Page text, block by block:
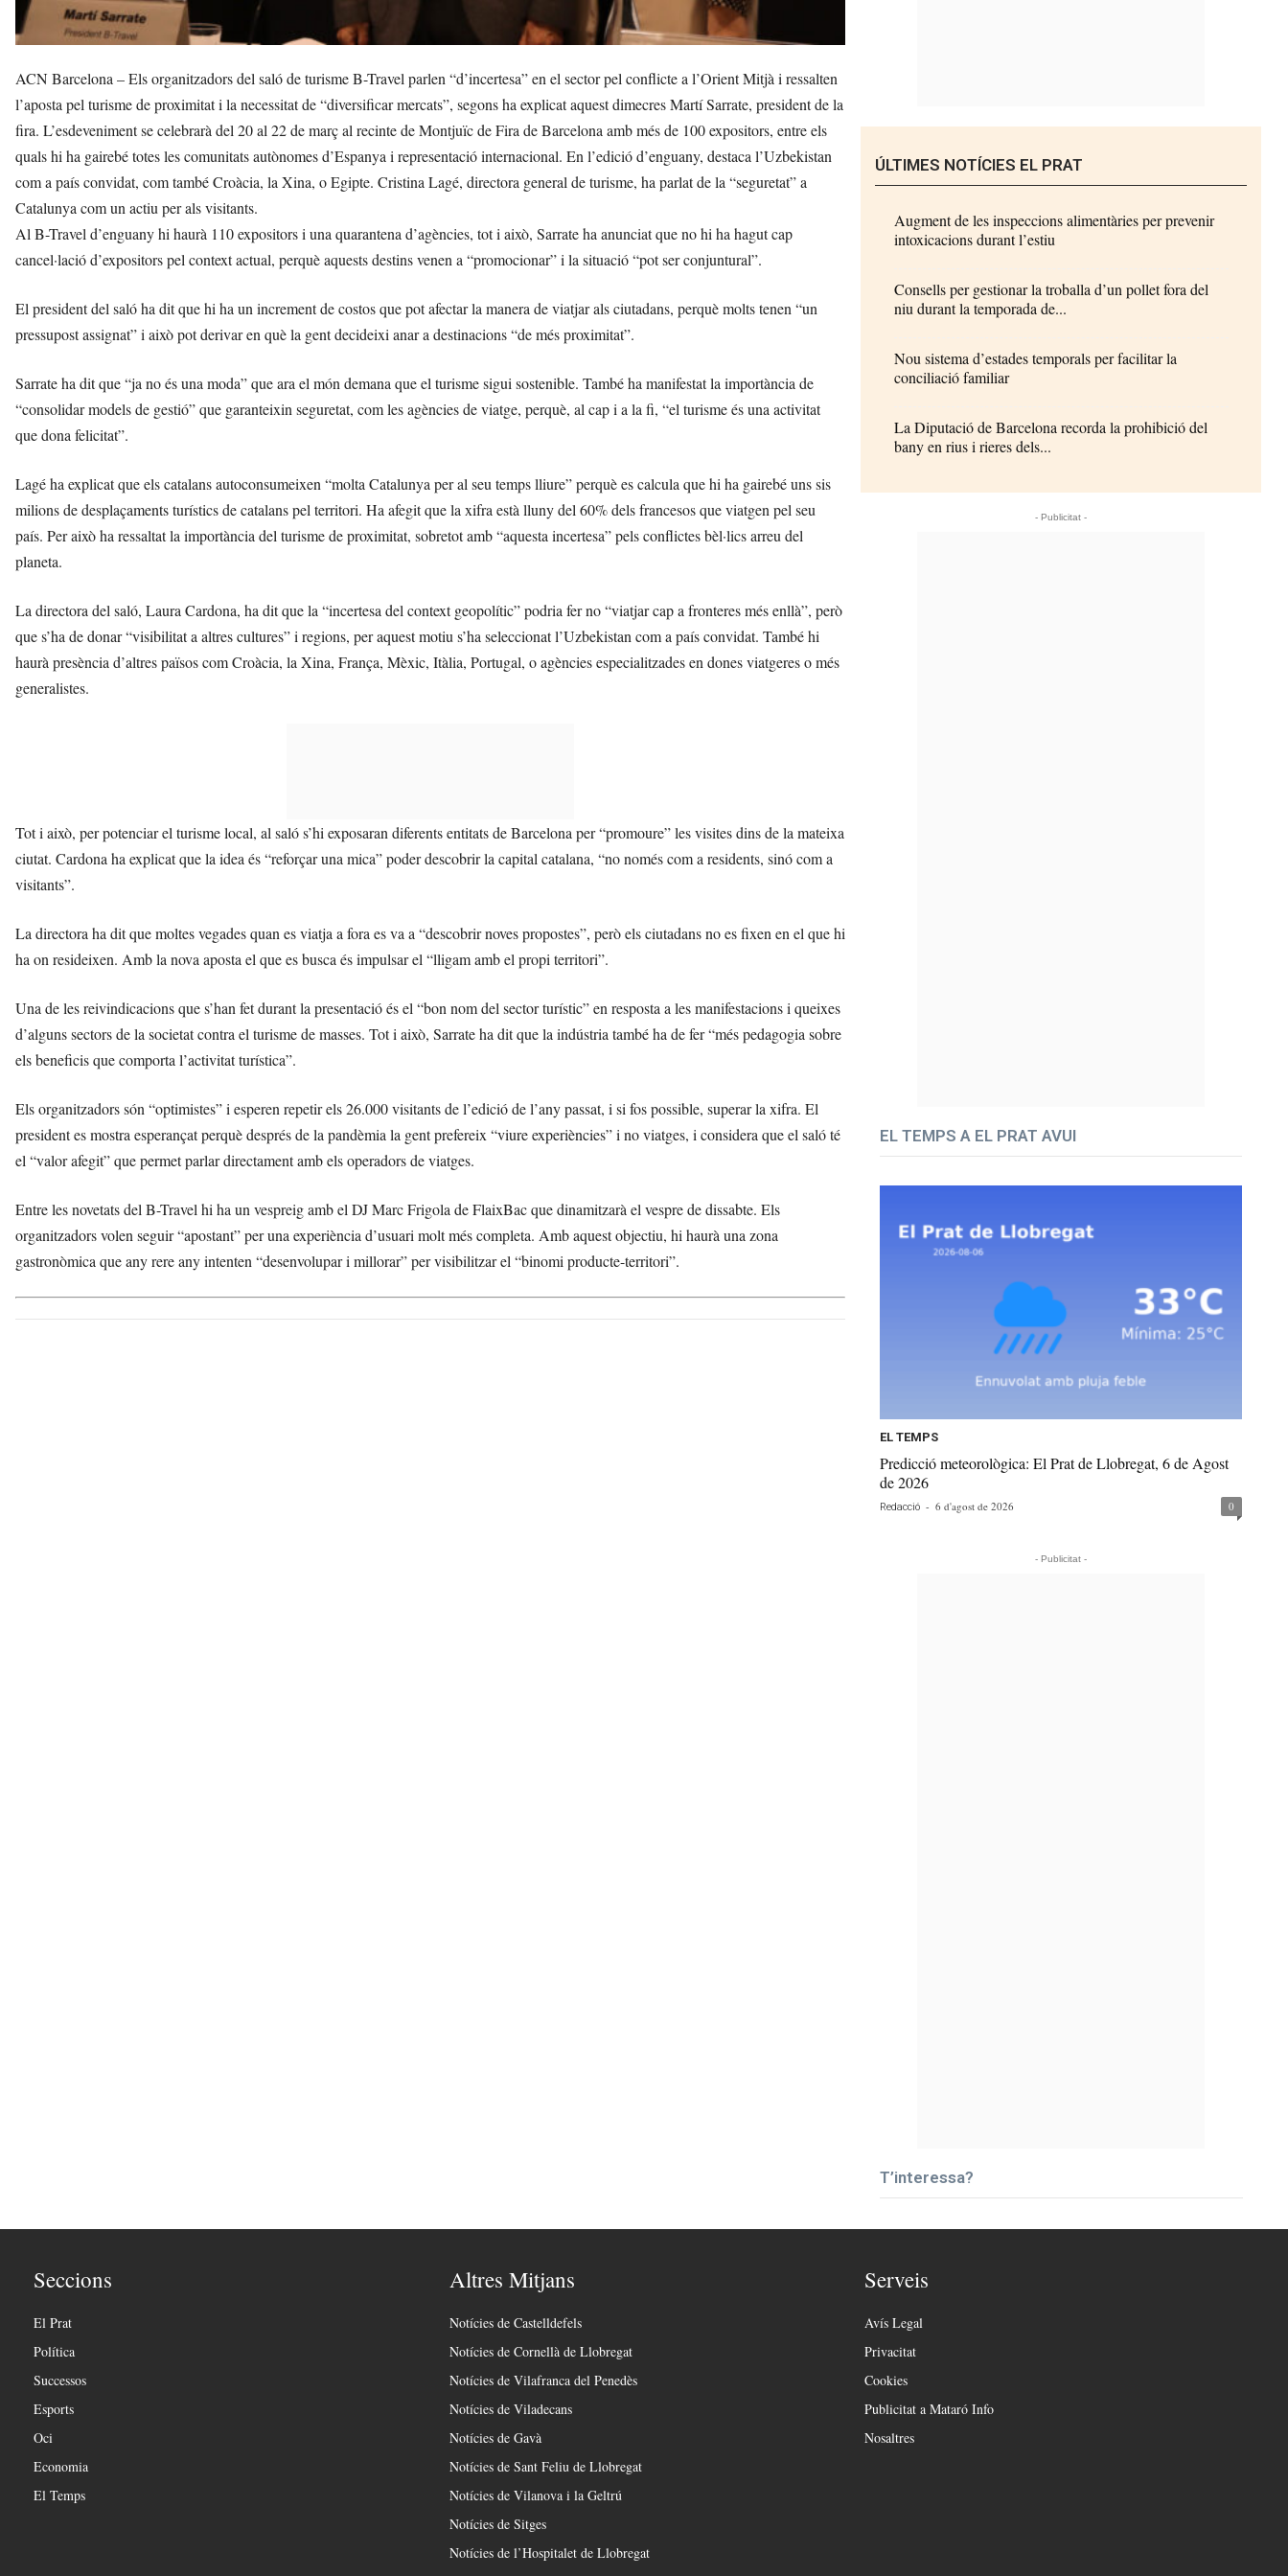
ACN Barcelona – Els organitzadors del saló de turisme B-Travel parlen “d’incertesa” en el sector pel conflicte a l’Orient Mitjà i ressalten
l’aposta pel turisme de proximitat i la necessitat de “diversificar mercats”, segons ha explicat aquest dimecres Martí Sarrate, president de la
fira. L’esdeveniment se celebrarà del 20 al 22 de març al recinte de Montjuïc de Fira de Barcelona amb més de 100 expositors, entre els
quals hi ha gairebé totes les comunitats autònomes d’Espanya i representació internacional. En l’edició d’enguany, destaca l’Uzbekistan
com a país convidat, com també Croàcia, la Xina, o Egipte. Cristina Lagé, directora general de turisme, ha parlat de la “seguretat” a
Catalunya com un actiu per als visitants.
Al B-Travel d’enguany hi haurà 110 expositors i una quarantena d’agències, tot i això, Sarrate ha anunciat que no hi ha hagut cap
cancel·lació d’expositors pel context actual, perquè aquests destins venen a “promocionar” i la situació “pot ser conjuntural”.
El president del saló ha dit que hi ha un increment de costos que pot afectar la manera de viatjar als ciutadans, perquè molts tenen “un
pressupost assignat” i això pot derivar en què la gent decideixi anar a destinacions “de més proximitat”.
Sarrate ha dit que “ja no és una moda” que ara el món demana que el turisme sigui sostenible. També ha manifestat la importància de
“consolidar models de gestió” que garanteixin seguretat, com les agències de viatge, perquè, al cap i a la fi, “el turisme és una activitat
que dona felicitat”.
Lagé ha explicat que els catalans autoconsumeixen “molta Catalunya per al seu temps lliure” perquè es calcula que hi ha gairebé uns sis
milions de desplaçaments turístics de catalans pel territori. Ha afegit que la xifra està lluny del 60% dels francesos que viatgen pel seu
país. Per això ha ressaltat la importància del turisme de proximitat, sobretot amb “aquesta incertesa” pels conflictes bèl·lics arreu del
planeta.
La directora del saló, Laura Cardona, ha dit que la “incertesa del context geopolític” podria fer no “viatjar cap a fronteres més enllà”, però
que s’ha de donar “visibilitat a altres cultures” i regions, per aquest motiu s’ha seleccionat l’Uzbekistan com a país convidat. També hi
haurà presència d’altres països com Croàcia, la Xina, França, Mèxic, Itàlia, Portugal, o agències especialitzades en dones viatgeres o més
generalistes.
Tot i això, per potenciar el turisme local, al saló s’hi exposaran diferents entitats de Barcelona per “promoure” les visites dins de la mateixa
ciutat. Cardona ha explicat que la idea és “reforçar una mica” poder descobrir la capital catalana, “no només com a residents, sinó com a
visitants”.
La directora ha dit que moltes vegades quan es viatja a fora es va a “descobrir noves propostes”, però els ciutadans no es fixen en el que hi
ha on resideixen. Amb la nova aposta el que es busca és impulsar el “lligam amb el propi territori”.
Una de les reivindicacions que s’han fet durant la presentació és el “bon nom del sector turístic” en resposta a les manifestacions i queixes
d’alguns sectors de la societat contra el turisme de masses. Tot i això, Sarrate ha dit que la indústria també ha de fer “més pedagogia sobre
els beneficis que comporta l’activitat turística”.
Els organitzadors són “optimistes” i esperen repetir els 26.000 visitants de l’edició de l’any passat, i si fos possible, superar la xifra. El
president es mostra esperançat perquè després de la pandèmia la gent prefereix “viure experiències” i no viatges, i considera que el saló té
el “valor afegit” que permet parlar directament amb els operadors de viatges.
Entre les novetats del B-Travel hi ha un vespreig amb el DJ Marc Frigola de FlaixBac que dinamitzarà el vespre de dissabte. Els
organitzadors volen seguir “apostant” per una experiència d’usuari molt més completa. Amb aquest objectiu, hi haurà una zona
gastronòmica que any rere any intenten “desenvolupar i millorar” per visibilitzar el “binomi producte-territori”.
ÚLTIMES NOTÍCIES EL PRAT
Augment de les inspeccions alimentàries per prevenir
intoxicacions durant l’estiu
Consells per gestionar la troballa d’un pollet fora del
niu durant la temporada de...
Nou sistema d’estades temporals per facilitar la
conciliació familiar
La Diputació de Barcelona recorda la prohibició del
bany en rius i rieres dels...
- Publicitat -
EL TEMPS A EL PRAT AVUI
EL TEMPS
Predicció meteorològica: El Prat de Llobregat, 6 de Agost
de 2026
Redacció - 6 d'agost de 2026 0
- Publicitat -
T’interessa?
Seccions
El Prat
Política
Successos
Esports
Oci
Economia
El Temps
Altres Mitjans
Notícies de Castelldefels
Notícies de Cornellà de Llobregat
Notícies de Vilafranca del Penedès
Notícies de Viladecans
Notícies de Gavà
Notícies de Sant Feliu de Llobregat
Notícies de Vilanova i la Geltrú
Notícies de Sitges
Notícies de l’Hospitalet de Llobregat
Serveis
Avís Legal
Privacitat
Cookies
Publicitat a Mataró Info
Nosaltres